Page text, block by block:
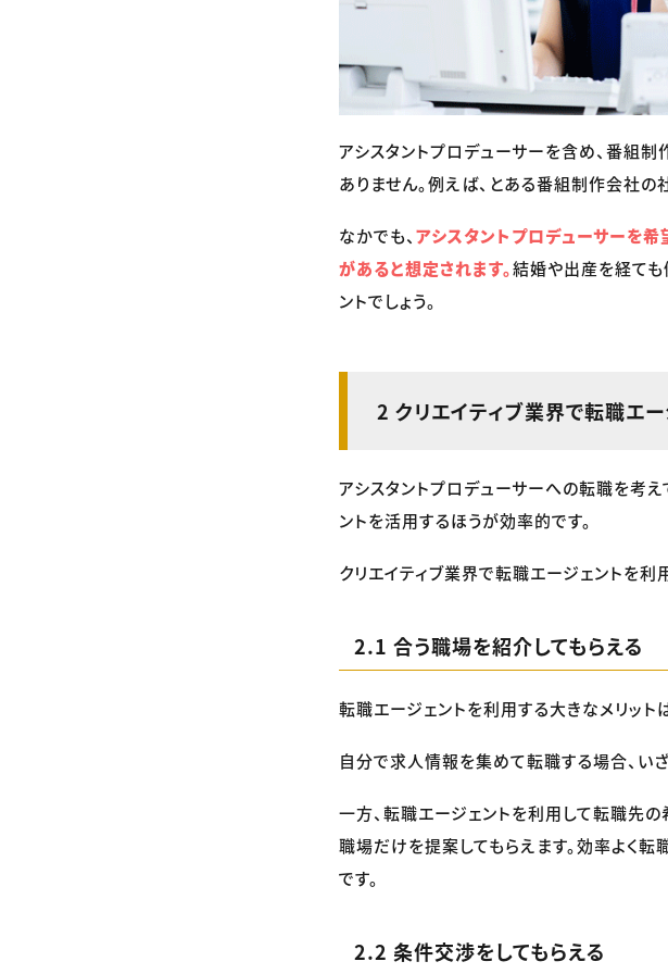
アシスタントプロデューサーを含め、番組
ありません。例えば、とある番組制作会社
なかでも、 アシスタントプロデューサーを
があると想定されます。結婚や出産を経ても
ントでしょう。
2 クリエイティブ業界で転職エー
アシスタントプロデューサーへの転職を考
ントを活用するほうが効率的です。
クリエイティブ業界で転職エージェントを利
2.1 合う職場を紹介してもらえる
転職エージェントを利用する大きなメリット
自分で求人情報を集めて転職する場合、い
一方、転職エージェントを利用して転職先
職場だけを提案してもらえます。効率よく
です。
2.2 条件交渉をしてもらえる